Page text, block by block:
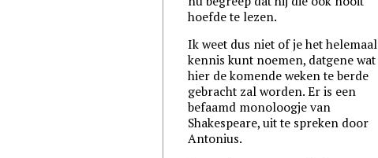
hoefde te lezen.
Ik weet dus niet of je het helemaal
kennis kunt noemen, datgene wat
hier de komende weken te berde
gebracht zal worden. Er is een
befaamd monoloogje van
Shakespeare, uit te spreken door
Antonius.